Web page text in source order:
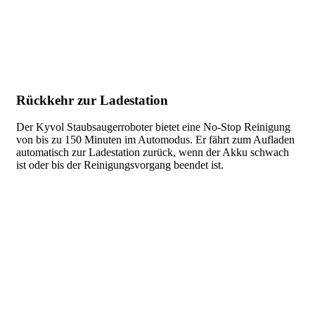
Rückkehr zur Ladestation
Der Kyvol Staubsaugerroboter bietet eine No-Stop Reinigung
von bis zu 150 Minuten im Automodus. Er fährt zum Aufladen
automatisch zur Ladestation zurück, wenn der Akku schwach
ist oder bis der Reinigungsvorgang beendet ist.